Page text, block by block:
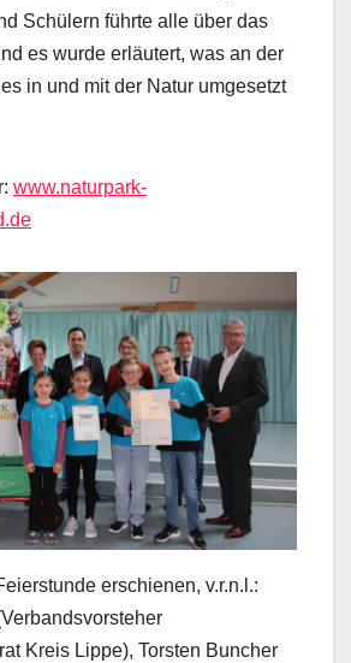
Schülern führte alle über das
es wurde erläutert, was an der
in und mit der Natur umgesetzt
www.naturpark-
erschienen, v.r.n.l.:
Kreis Lippe), Torsten Buncher